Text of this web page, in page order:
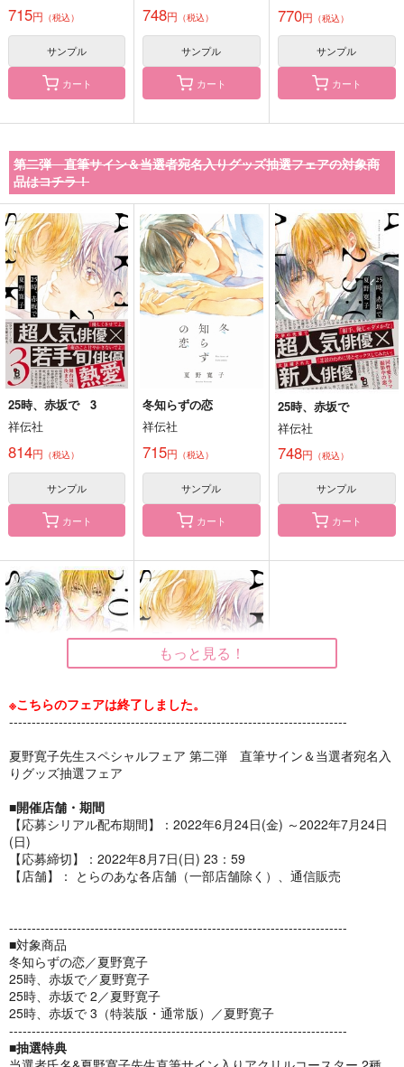
715円 （税込）
サンプル
カート
748円 （税込）
サンプル
カート
770円 （税込）
サンプル
カート
第二弾 直筆サイン＆当選者宛名入りグッズ抽選フェアの対象商
品はコチラ！
25時、赤坂で 3
祥伝社
814円 （税込）
サンプル
カート
冬知らずの恋
祥伝社
715円 （税込）
サンプル
カート
25時、赤坂で
祥伝社
748円 （税込）
サンプル
カート
25時、赤坂で 2
祥伝社
770円（税込）
サンプル
特装版 25時、赤坂
1,056円（税込）
サンプル
もっと見る！
※こちらのフェアは終了しました。
---------------------------------------------------------------------------
夏野寛子先生スペシャルフェア 第二弾 直筆サイン＆当選者宛名入
りグッズ抽選フェア
■開催店舗・期間
【応募シリアル配布期間】：2022年6月24日(金) ～2022年7月24日
(日)
【応募締切】：2022年8月7日(日) 23：59
【店舗】： とらのあな各店舗（一部店舗除く）、通信販売
---------------------------------------------------------------------------
■対象商品
冬知らずの恋／夏野寛子
25時、赤坂で／夏野寛子
25時、赤坂で 2／夏野寛子
25時、赤坂で 3（特装版・通常版）／夏野寛子
---------------------------------------------------------------------------
■抽選特典